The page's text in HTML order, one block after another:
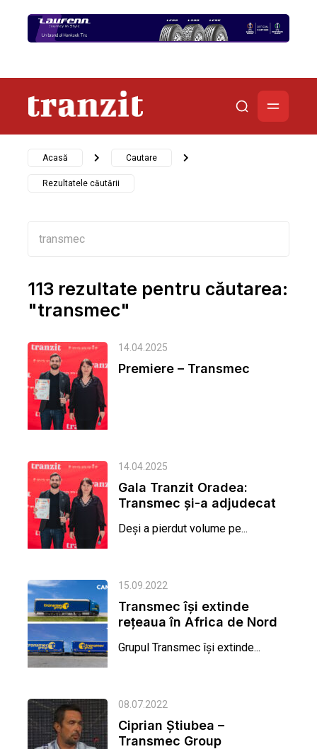
Acasă Cautare
Rezultatele căutării
113 rezultate pentru căutarea:
"transmec"
14.04.2025
Premiere – Transmec
14.04.2025
Gala Tranzit Oradea:
Transmec şi-a adjudecat
pentru...
Deşi a pierdut volume pe...
15.09.2022
Transmec își extinde
rețeaua în Africa de Nord
Grupul Transmec își extinde...
08.07.2022
Ciprian Știubea –
Transmec Group